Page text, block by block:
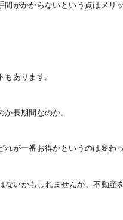
がかからないという点はメリ
あります。
長期間なのか。
が一番お得かというのは変わ
いかもしれませんが、不動